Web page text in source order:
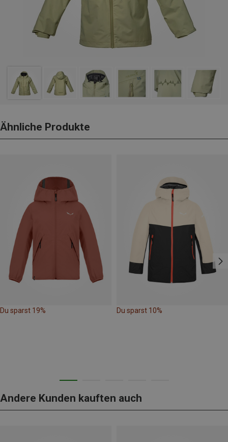
Ähnliche Produkte
Du sparst 19% Du sparst 10%
Andere Kunden kauften auch